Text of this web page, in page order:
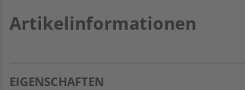
Artikelinformationen
EIGENSCHAFTEN